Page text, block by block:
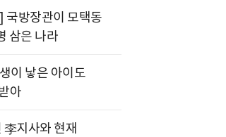
국방장관이 모택동
삼은 나라
이 낳은 아이도
아
지사와 현재